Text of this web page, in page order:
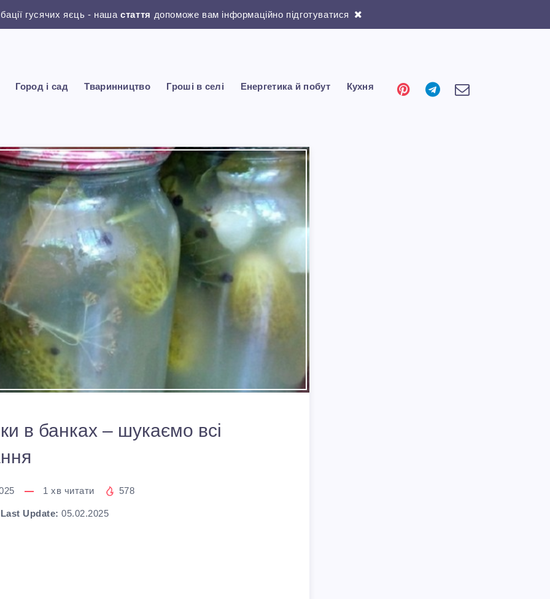
гусячих яєць - нашастаття допоможе вам інформаційно підготуватися
Город і сад Тваринництво Гроші в селі Енергетика й побут Кухня
в банках – шукаємо всі
1 хв читати 578
Last Update: 05.02.2025